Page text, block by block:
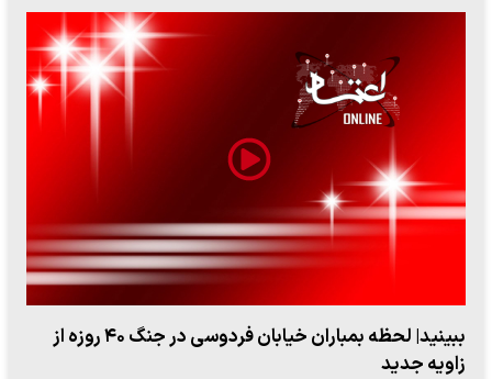
ببینید| لحظه بمباران خیابان فردوسی در جنگ ۴۰ روزه از
زاویه جدید